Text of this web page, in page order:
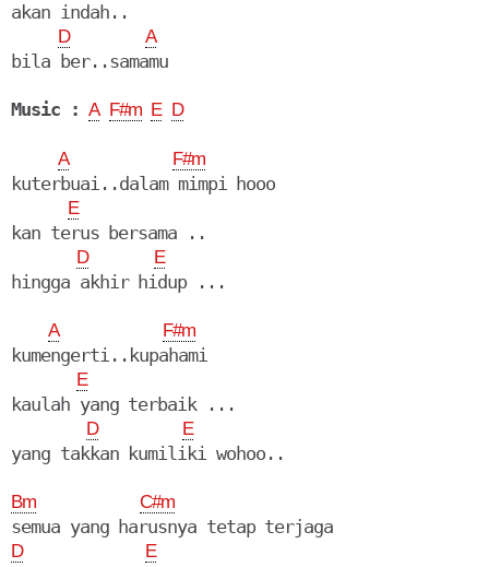
akan indah..
D A
bila ber..samamu
Music : A F#m E D
A F#m
kuterbuai..dalam mimpi hooo
E
kan terus bersama ..
D E
hingga akhir hidup ...
A F#m
kumengerti..kupahami
E
kaulah yang terbaik ...
D E
yang takkan kumiliki wohoo..
Bm C#m
D E